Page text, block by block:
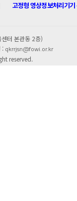
고정형 영상정보처리기기
터 본관동 2층)
: qkrrjsn@fowi.or.kr
reserved.